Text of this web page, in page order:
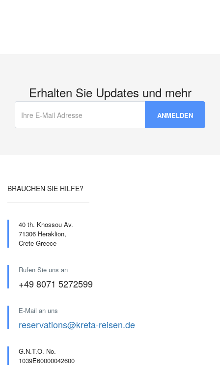
Erhalten Sie Updates und mehr
BRAUCHEN SIE HILFE?
40 th. Knossou Av.
71306 Heraklion,
Crete Greece
Rufen Sie uns an
+49 8071 5272599
E-Mail an uns
reservations@kreta-reisen.de
G.N.T.O. No.
1039E60000042600